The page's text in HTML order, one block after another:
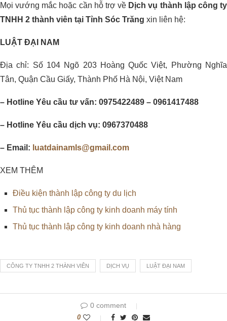
Mọi vướng mắc hoặc cần hỗ trợ về Dịch vụ thành lập công ty
TNHH 2 thành viên tại Tỉnh Sóc Trăng xin liên hệ:
LUẬT ĐẠI NAM
Địa chỉ: Số 104 Ngõ 203 Hoàng Quốc Việt, Phường Nghĩa
Tân, Quận Cầu Giấy, Thành Phố Hà Nội, Việt Nam
– Hotline Yêu cầu tư vấn: 0975422489 – 0961417488
– Hotline Yêu cầu dịch vụ: 0967370488
– Email: luatdainamls@gmail.com
XEM THÊM
Điều kiện thành lập công ty du lịch
Thủ tục thành lập công ty kinh doanh máy tính
Thủ tục thành lập công ty kinh doanh nhà hàng
CÔNG TY TNHH 2 THÀNH VIÊN DỊCH VỤ LUẬT ĐẠI NAM
0 comment
0